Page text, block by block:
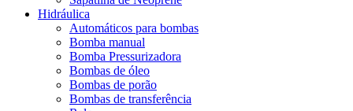
Hidráulica
Automáticos para bombas
Bomba manual
Bomba Pressurizadora
Bombas de óleo
Bombas de porão
Bombas de transferência